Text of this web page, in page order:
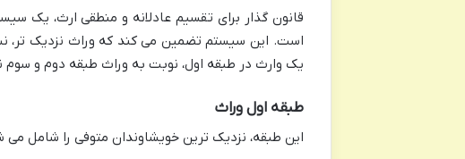
قانون گذار برای تقسیم عادلانه و منطقی ارث، یک
است. این سیستم تضمین می کند که وراث نزدیک تر،
یک وارث در طبقه اول، نوبت به وراث طبقه دوم و
طبقه اول وراث
این طبقه، نزدیک ترین خویشاوندان متوفی را شامل می